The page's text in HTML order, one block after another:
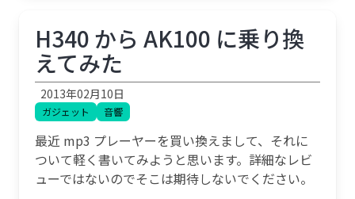
H340 から AK100 に乗り換
えてみた
2013年02月10日
ガジェット 音響
最近 mp3 プレーヤーを買い換えまして、それに
ついて軽く書いてみようと思います。詳細なレビ
ューではないのでそこは期待しないでください。